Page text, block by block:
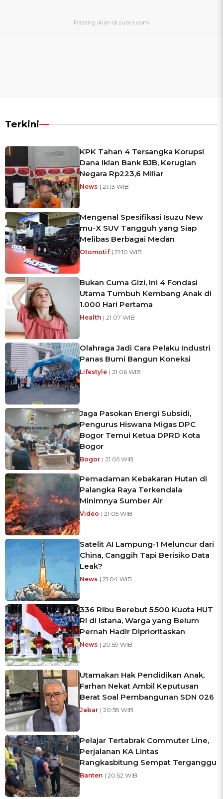
Terkini
KPK Tahan 4 Tersangka Korupsi
Dana Iklan Bank BJB, Kerugian
Negara Rp223,6 Miliar
News | 21:13 WIB
Mengenal Spesifikasi Isuzu New
mu-X SUV Tangguh yang Siap
Melibas Berbagai Medan
Otomotif | 21:10 WIB
Bukan Cuma Gizi, Ini 4 Fondasi
Utama Tumbuh Kembang Anak di
1.000 Hari Pertama
Health | 21:07 WIB
Olahraga Jadi Cara Pelaku Industri
Panas Bumi Bangun Koneksi
Lifestyle | 21:06 WIB
Jaga Pasokan Energi Subsidi,
Pengurus Hiswana Migas DPC
Bogor Temui Ketua DPRD Kota
Bogor
Bogor | 21:05 WIB
Pemadaman Kebakaran Hutan di
Palangka Raya Terkendala
Minimnya Sumber Air
Video | 21:05 WIB
Satelit AI Lampung-1 Meluncur dari
China, Canggih Tapi Berisiko Data
Leak?
News | 21:04 WIB
336 Ribu Berebut 5.500 Kuota HUT
RI di Istana, Warga yang Belum
Pernah Hadir Diprioritaskan
News | 20:59 WIB
Utamakan Hak Pendidikan Anak,
Farhan Nekat Ambil Keputusan
Berat Soal Pembangunan SDN 026
Jabar | 20:58 WIB
Pelajar Tertabrak Commuter Line,
Perjalanan KA Lintas
Rangkasbitung Sempat Terganggu
Banten | 20:52 WIB